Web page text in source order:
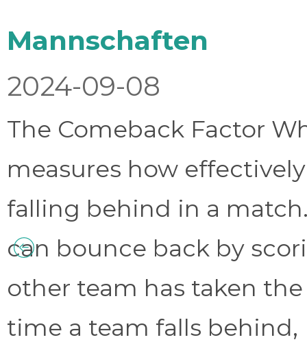
Mannschaften
2024-09-08
The Comeback Factor
measures how
falling behind in a
can bounce back by
other team has taken
time a team falls behind,